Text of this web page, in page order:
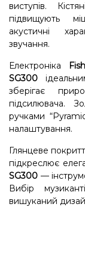
виступів.
підвищують
акустичні
звучання.
Електроніка
SG300
зберігає
підсилювача.
ручками
налаштування.
Глянцеве
підкреслює
SG300 —
Вибір
вишуканий